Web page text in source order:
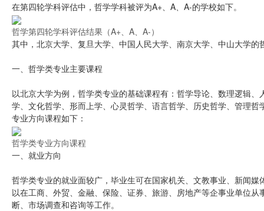
在第四轮学科评估中，哲学学科被评为A+、A、A-的学校如下。
哲学第四轮学科评估结果（A+、A、A-）
其中，北京大学、复旦大学、中国人民大学、南京大学、中山大学的
一、哲学类专业主要课程
以北京大学为例，哲学类专业的基础课程有：哲学导论、数理逻辑
学、文化哲学、形而上学、心灵哲学、语言哲学、历史哲学、管理哲
专业方向课程如下：
哲学类专业方向课程
一、就业方向
哲学类专业的就业面较广，毕业生可在国家机关、文教事业、新闻
以在工商、外贸、金融、保险、证券、旅游、房地产等企事业单位
断、市场调查和咨询等工作。